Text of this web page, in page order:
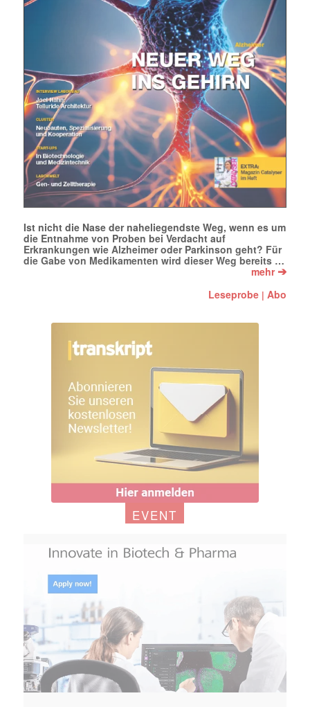
Ist nicht die Nase der naheliegendste Weg, wenn es um
die Entnahme von Proben bei Verdacht auf
Erkrankungen wie Alzheimer oder Parkinson geht? Für
die Gabe von Medikamenten wird dieser Weg bereits …
mehr➔
Leseprobe |Abo
EVENT